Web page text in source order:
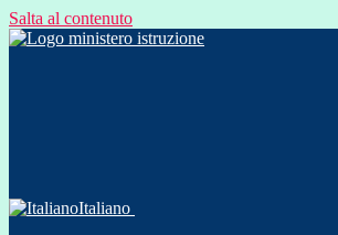
Salta al contenuto
Italiano